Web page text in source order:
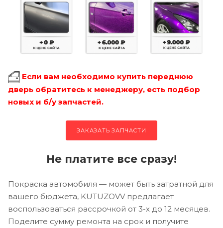
Если вам необходимо купить переднюю
дверь обратитесь к менеджеру, есть подбор
новых и б/у запчастей.
ЗАКАЗАТЬ ЗАПЧАСТИ
Не платите все сразу!
Покраска автомобиля — может быть затратной для
вашего бюджета, KUTUZOVV предлагает
воспользоваться рассрочкой от 3-х до 12 месяцев.
Поделите сумму ремонта на срок и получите